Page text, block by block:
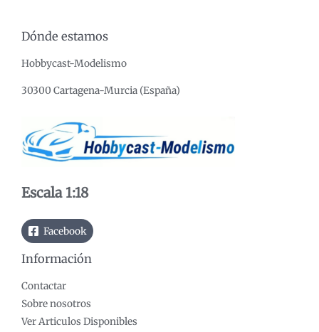
Dónde estamos
Hobbycast-Modelismo
30300 Cartagena-Murcia (España)
Escala 1:18
Facebook
Información
Contactar
Sobre nosotros
Ver Articulos Disponibles